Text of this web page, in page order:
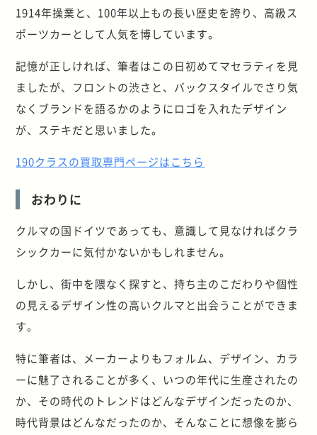
1914年操業と、100年以上もの長い歴史を誇り、高級ス
ポーツカーとして人気を博しています。
記憶が正しければ、筆者はこの日初めてマセラティを見
ましたが、フロントの渋さと、バックスタイルでさり気
なくブランドを語るかのようにロゴを入れたデザイン
が、ステキだと思いました。
190クラスの買取専門ページはこちら
おわりに
クルマの国ドイツであっても、意識して見なければクラ
シックカーに気付かないかもしれません。
しかし、街中を隈なく探すと、持ち主のこだわりや個性
の見えるデザイン性の高いクルマと出会うことができま
す。
特に筆者は、メーカーよりもフォルム、デザイン、カラ
ーに魅了されることが多く、いつの年代に生産されたの
か、その時代のトレンドはどんなデザインだったのか、
時代背景はどんなだったのか、そんなことに想像を膨ら